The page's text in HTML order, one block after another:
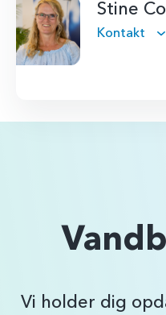
Stine
Kontakt
Vi holder dig